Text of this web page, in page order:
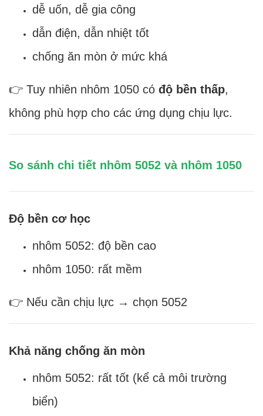
dễ uốn, dễ gia công
dẫn điện, dẫn nhiệt tốt
chống ăn mòn ở mức khá
👉 Tuy nhiên nhôm 1050 có độ bền thấp,
không phù hợp cho các ứng dụng chịu lực.
So sánh chi tiết nhôm 5052 và nhôm 1050
Độ bền cơ học
nhôm 5052: độ bền cao
nhôm 1050: rất mềm
👉 Nếu cần chịu lực → chọn 5052
Khả năng chống ăn mòn
nhôm 5052: rất tốt (kể cả môi trường
biển)